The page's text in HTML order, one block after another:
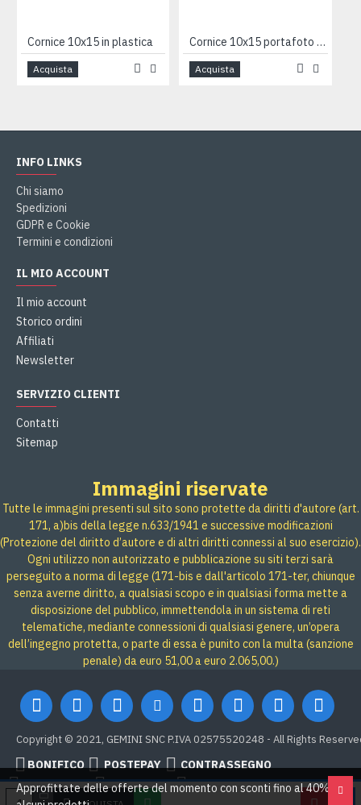
Cornice 10x15 in plastica
Acquista
Cornice 10x15 portafoto madreperla
Acquista
INFO LINKS
Chi siamo
Spedizioni
GDPR e Cookie
Termini e condizioni
IL MIO ACCOUNT
Il mio account
Storico ordini
Affiliati
Newsletter
SERVIZIO CLIENTI
Contatti
Sitemap
Immagini riservate
Tutte le immagini presenti sul sito sono protette da diritti d'autore (art.
171, a)bis della legge n.633/1941 e successive modificazioni
(Protezione del diritto d’autore e di altri diritti connessi al suo esercizio).
Ogni utilizzo non autorizzato e pubblicazione su siti terzi sarà
perseguito a norma di legge (171-bis e dall'articolo 171-ter, chiunque
senza averne diritto, a qualsiasi scopo e in qualsiasi forma mette a
disposizione del pubblico, immettendola in un sistema di reti
telematiche, mediante connessioni di qualsiasi genere, un’opera
dell’ingegno protetta, o parte di essa è punito con la multa (sanzione
penale) da euro 51,00 a euro 2.065,00.)
Copyright © 2021, GEMINI SNC P.IVA 02575520248 - All Rights
BONIFICO POSTEPAY
CONTRASSEGNO
Credit card
Google Pay PAYPAL
Approfittate delle offerte del momento con sconti fino al 40% su